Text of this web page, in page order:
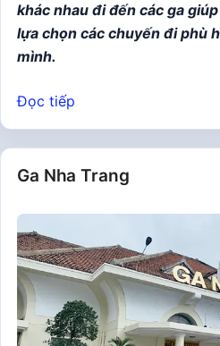
khác nhau đi đến các ga
lựa chọn các chuyến đi phù
mình.
Đọc tiếp
Ga Nha Trang